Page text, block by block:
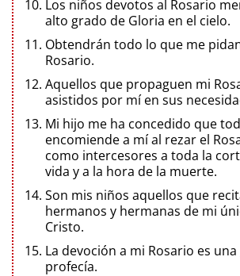
Los niños devotos al Rosario
alto grado de Gloria en el cielo.
Obtendrán todo lo que me
Rosario.
Aquellos que propaguen mi
asistidos por mí en sus
Mi hijo me ha concedido que
encomiende a mí al rezar el
como intercesores a toda la
vida y a la hora de la muerte.
Son mis niños aquellos que
hermanos y hermanas de mi
Cristo.
La devoción a mi Rosario es
profecía.